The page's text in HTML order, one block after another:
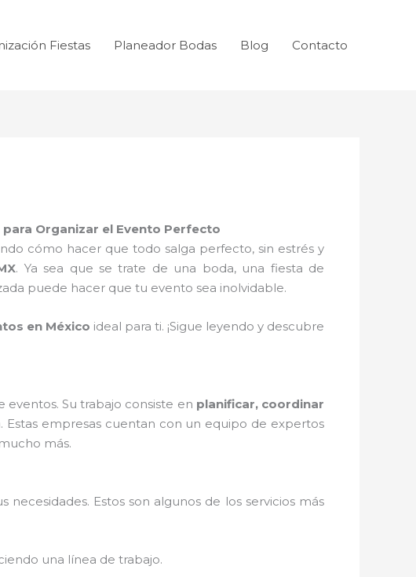
Fiestas Planeador Bodas Blog Contacto
para Organizar el Evento Perfecto
cómo hacer que todo salga perfecto, sin estrés y
. Ya sea que se trate de una boda, una fiesta de
puede hacer que tu evento sea inolvidable.
en México ideal para ti. ¡Sigue leyendo y descubre
Su trabajo consiste en planificar, coordinar
empresas cuentan con un equipo de expertos
más.
Estos son algunos de los servicios más
una línea de trabajo.